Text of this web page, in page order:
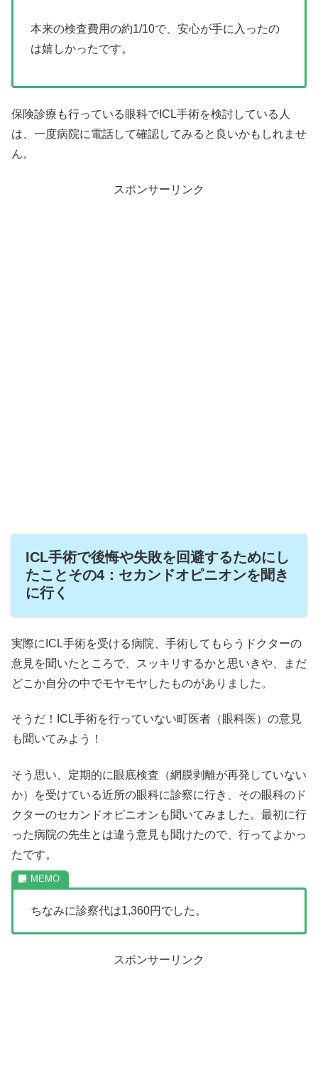
本来の検査費用の約1/10で、安心が手に入ったの
は嬉しかったです。
保険診療も行っている眼科でICL手術を検討している人
は、一度病院に電話して確認してみると良いかもしれませ
ん。
スポンサーリンク
ICL手術で後悔や失敗を回避するためにし
たことその4：セカンドオピニオンを聞き
に行く
実際にICL手術を受ける病院、手術してもらうドクターの
意見を聞いたところで、スッキリするかと思いきや、まだ
どこか自分の中でモヤモヤしたものがありました。
そうだ！ICL手術を行っていない町医者（眼科医）の意見
も聞いてみよう！
そう思い、定期的に眼底検査（網膜剥離が再発していない
か）を受けている近所の眼科に診察に行き、その眼科のド
クターのセカンドオピニオンも聞いてみました。最初に行
った病院の先生とは違う意見も聞けたので、行ってよかっ
たです。
ちなみに診察代は1,360円でした。
スポンサーリンク